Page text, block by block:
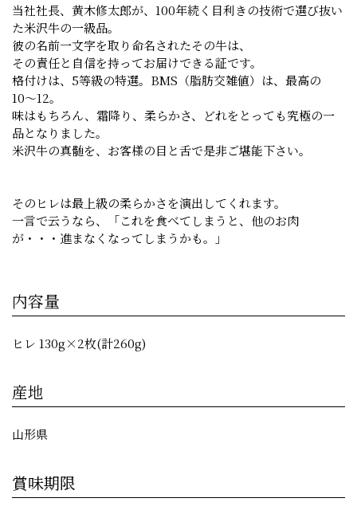
当社社長、黄木修太郎が、100年続く目利きの技術で選び抜い
た米沢牛の一級品。
彼の名前一文字を取り命名されたその牛は、
その責任と自信を持ってお届けできる証です。
格付けは、5等級の特選。BMS（脂肪交雑値）は、最高の
10〜12。
味はもちろん、霜降り、柔らかさ、どれをとっても究極の一
品となりました。
米沢牛の真髄を、お客様の目と舌で是非ご堪能下さい。
そのヒレは最上級の柔らかさを演出してくれます。
一言で云うなら、「これを食べてしまうと、他のお肉
が・・・進まなくなってしまうかも。」
内容量
ヒレ 130g×2枚(計260g)
産地
山形県
賞味期限